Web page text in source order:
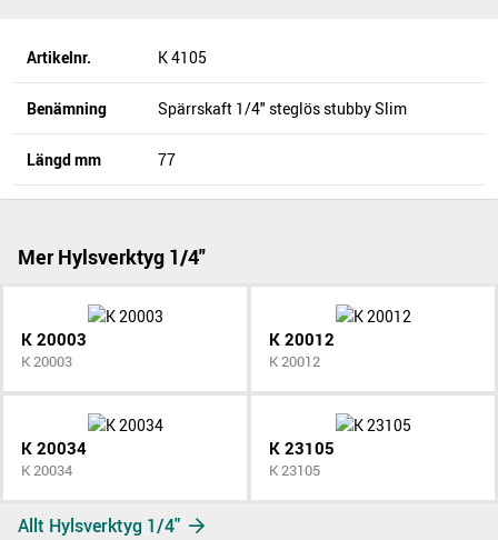
Artikelnr. K 4105
Benämning Spärrskaft 1/4" steglös stubby Slim
Längd mm 77
Mer Hylsverktyg 1/4"
K 20003
K 20003
K 20012
K 20012
K 20034
K 20034
K 23105
K 23105
Allt Hylsverktyg 1/4"